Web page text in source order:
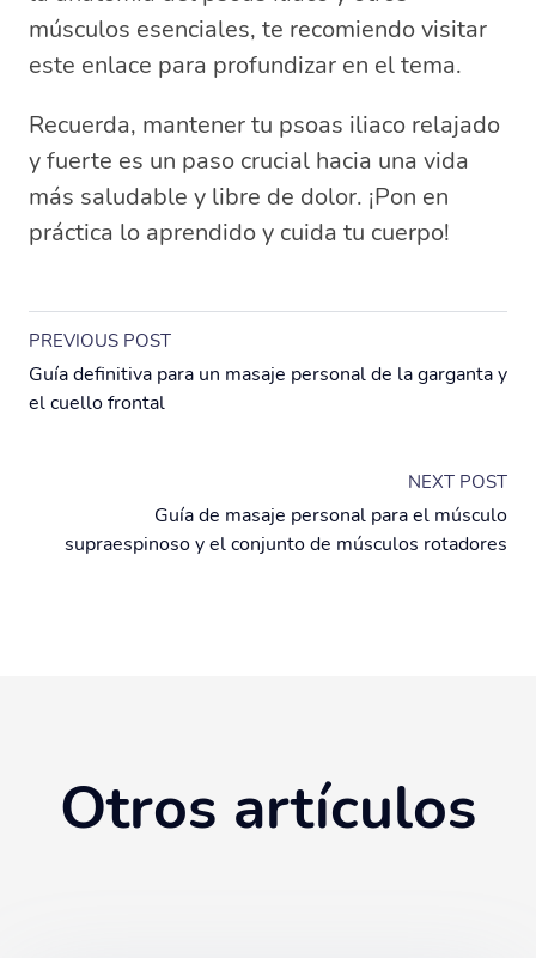
músculos esenciales, te recomiendo visitar
este enlace para profundizar en el tema.
Recuerda, mantener tu psoas iliaco relajado
y fuerte es un paso crucial hacia una vida
más saludable y libre de dolor. ¡Pon en
práctica lo aprendido y cuida tu cuerpo!
PREVIOUS POST
Guía definitiva para un masaje personal de la garganta y
el cuello frontal
NEXT POST
Guía de masaje personal para el músculo
supraespinoso y el conjunto de músculos rotadores
Otros artículos